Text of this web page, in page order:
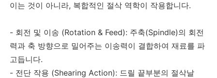
이는 것이 아니라, 복합적인 절삭 역학이 작용합니다.
- 회전 및 이송 (Rotation & Feed): 주축(Spindle)의 회전
력과 축 방향으로 밀어주는 이송력이 결합하여 재료를 파
고듭니다.
- 전단 작용 (Shearing Action): 드릴 끝부분의 절삭날